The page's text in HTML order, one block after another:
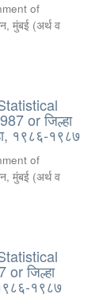
of
मुंबई (अर्थ व
or जिल्हा
१९८६-१९८७
of
मुंबई (अर्थ व
जिल्हा
१९८७